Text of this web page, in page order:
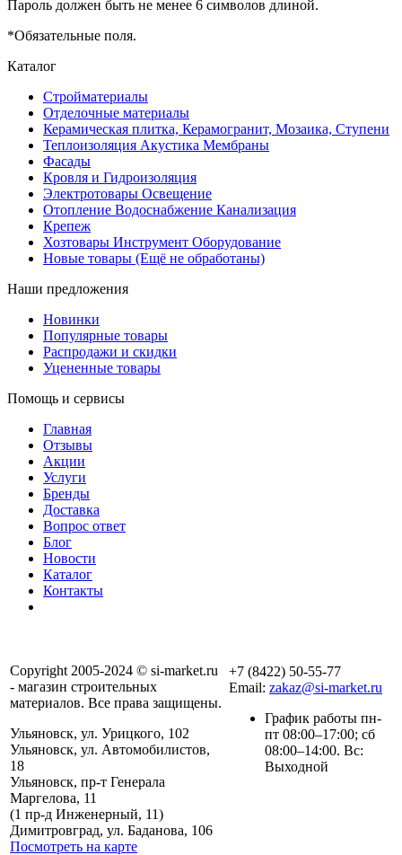
Пароль должен быть не менее 6 символов длиной.
*Обязательные поля.
Каталог
Стройматериалы
Отделочные материалы
Керамическая плитка, Керамогранит, Мозаика, Ступени
Теплоизоляция Акустика Мембраны
Фасады
Кровля и Гидроизоляция
Электротовары Освещение
Отопление Водоснабжение Канализация
Крепеж
Хозтовары Инструмент Оборудование
Новые товары (Ещё не обработаны)
Наши предложения
Новинки
Популярные товары
Распродажи и скидки
Уцененные товары
Помощь и сервисы
Главная
Отзывы
Акции
Услуги
Бренды
Доставка
Вопрос ответ
Блог
Новости
Каталог
Контакты
Copyright 2005-2024 © si-market.ru
- магазин строительных
материалов. Все права защищены.
Ульяновск, ул. Урицкого, 102
Ульяновск, ул. Автомобилистов,
18
Ульяновск, пр-т Генерала
Маргелова, 11
(1 пр-д Инженерный, 11)
Димитровград, ул. Баданова, 106
Посмотреть на карте
+7 (8422) 50-55-77
Email: zakaz@si-market.ru
График работы пн-
пт 08:00–17:00; сб
08:00–14:00. Вс:
Выходной